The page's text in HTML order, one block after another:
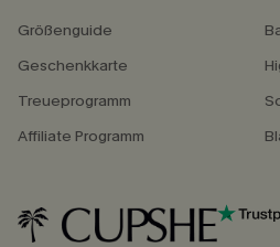
Größenguide
Geschenkkarte
Treueprogramm
Affiliate Programm